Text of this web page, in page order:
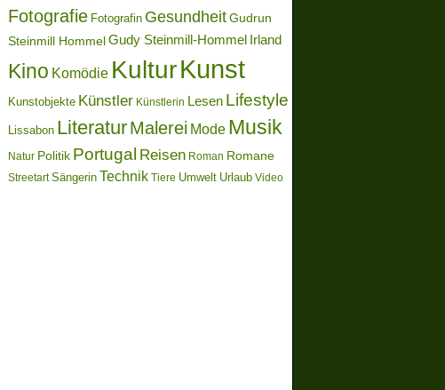
Fotografie Fotografin Gesundheit Gudrun
Steinmill Hommel Gudy Steinmill-Hommel Irland
Kino Komödie KulturKunst
Kunstobjekte Künstler Künstlerin Lesen Lifestyle
Lissabon LiteraturMalerei Mode Musik
Natur Politik Portugal Reisen Roman Romane
Streetart Sängerin Technik Tiere Umwelt Urlaub Video